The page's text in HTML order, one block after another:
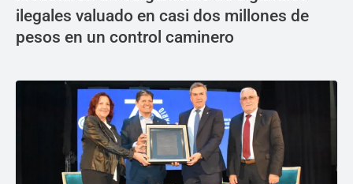
ilegales valuado en casi dos millones de
pesos en un control caminero